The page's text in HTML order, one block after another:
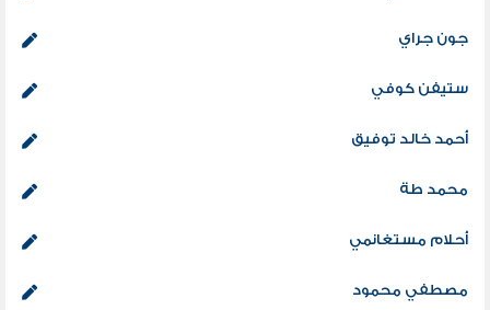
جون جراي
ستيفن كوفي
أحمد خالد توفيق
محمد طة
أحلام مستغانمي
مصطفي محمود